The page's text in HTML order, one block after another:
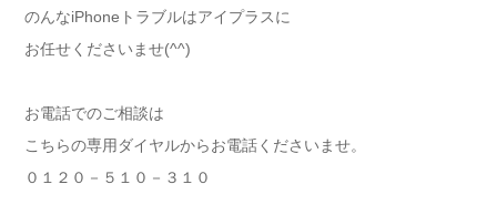
のんなiPhone トラブルはアイプラスに
お任せくださいませ(^^)
お電話でのご相談は
こちらの専用ダイヤルからお電話くださいませ。
０１２０－５１０－３１０